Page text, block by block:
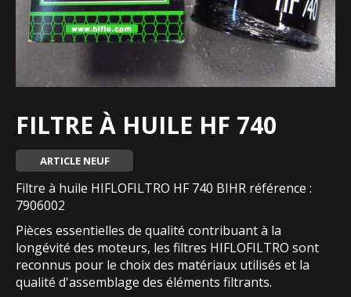
FILTRE À HUILE HF 740
ARTICLE NEUF
Filtre à huile HIFLOFILTRO HF 740 BIHR référence :
7906002
Pièces essentielles de qualité contribuant à la
longévité des moteurs, les filtres HIFLOFILTRO sont
reconnus pour le choix des matériaux utilisés et la
qualité d'assemblage des éléments filtrants.